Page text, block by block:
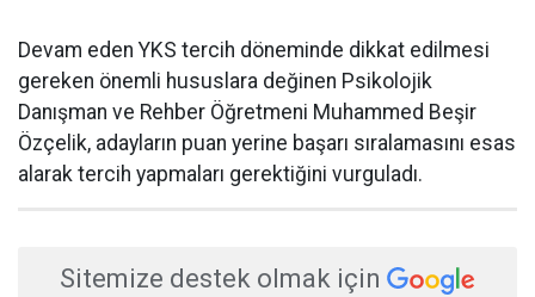
Devam eden YKS tercih döneminde dikkat edilmesi
gereken önemli hususlara değinen Psikolojik
Danışman ve Rehber Öğretmeni Muhammed Beşir
Özçelik, adayların puan yerine başarı sıralamasını esas
alarak tercih yapmaları gerektiğini vurguladı.
Sitemize destek olmak için